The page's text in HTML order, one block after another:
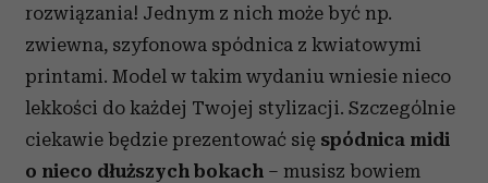
rozwiązania! Jednym z nich może być np.
zwiewna, szyfonowa spódnica z kwiatowymi
printami. Model w takim wydaniu wniesie nieco
lekkości do każdej Twojej stylizacji. Szczególnie
ciekawie będzie prezentować się spódnica midi
o nieco dłuższych bokach – musisz bowiem